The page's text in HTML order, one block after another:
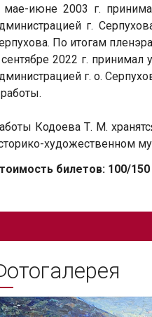
мае-июне 2003 г.
г.
По итогам
сентябре 2022 г. принимал
г. о.
Кодоева Т. М.
художественном
билетов: 100/150